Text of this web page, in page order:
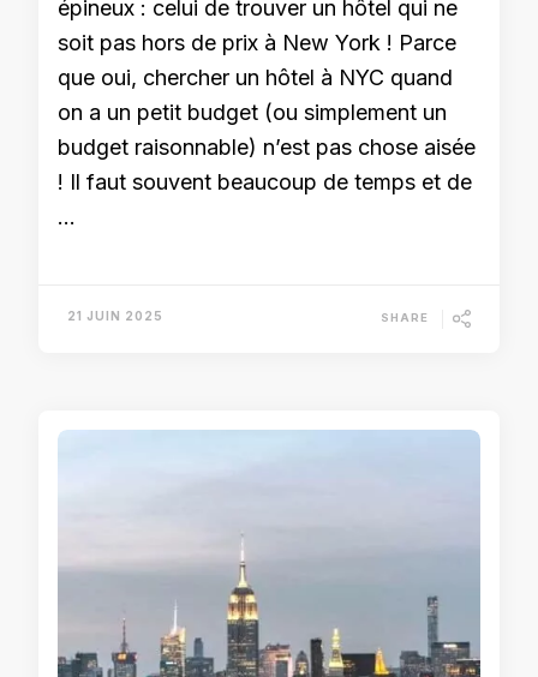
épineux : celui de trouver un hôtel qui ne
soit pas hors de prix à New York ! Parce
que oui, chercher un hôtel à NYC quand
on a un petit budget (ou simplement un
budget raisonnable) n’est pas chose aisée
! Il faut souvent beaucoup de temps et de
…
21 JUIN 2025 SHARE